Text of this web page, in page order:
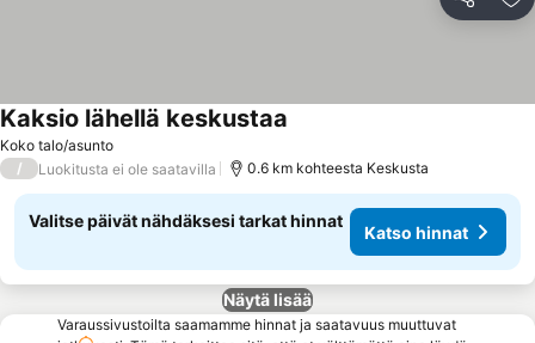
Jaa
Koko talo/asunto
Kaksio lähellä keskustaa
/ Luokitusta ei ole saatavilla 0.6 km kohteesta Keskusta
Valitse päivät nähdäksesi tarkat hinnat
Katso hinnat
Näytä lisää
Varaussivustoilta saamamme hinnat ja saatavuus muuttuvat